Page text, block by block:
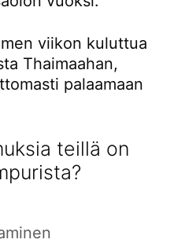
viikon kuluttua
Thaimaahan,
palaamaan
teillä on